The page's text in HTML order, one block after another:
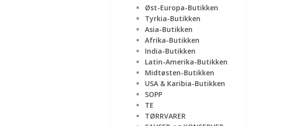
Øst-Europa-Butikken
Tyrkia-Butikken
Asia-Butikken
Afrika-Butikken
India-Butikken
Latin-Amerika-Butikken
Midtøsten-Butikken
USA & Karibia-Butikken
SOPP
TE
TØRRVARER